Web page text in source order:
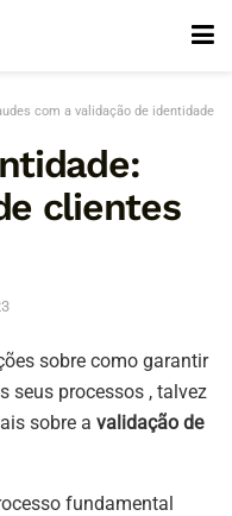
com a validação de identidade
clientes
sobre como garantir
seus processos , talvez
sobre a validação de
fundamental